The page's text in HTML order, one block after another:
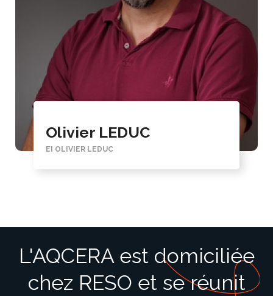
Olivier LEDUC
EI OLIVIER LEDUC
L'AQCERA est domiciliée
chez RESO et se réunit